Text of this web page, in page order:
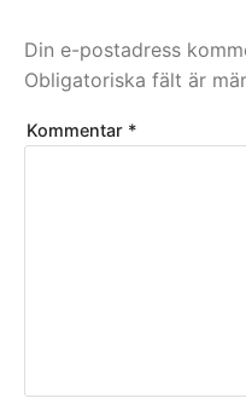
Din e-postadress
Obligatoriska fält är
Kommentar *